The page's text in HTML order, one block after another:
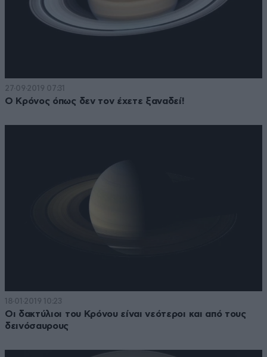
27·09·2019 07:31
Ο Κρόνος όπως δεν τον έχετε ξαναδεί!
18·01·2019 10:23
Οι δακτύλιοι του Κρόνου είναι νεότεροι και από τους
δεινόσαυρους